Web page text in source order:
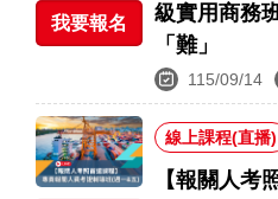
級實用商務
「難」
115/09/14
我要報名
線上課程(直播)
【報關人考